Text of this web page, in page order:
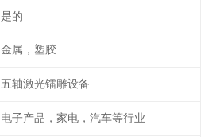
是的
金属，塑胶
五轴激光镭雕设备
电子产品，家电，汽车等行业